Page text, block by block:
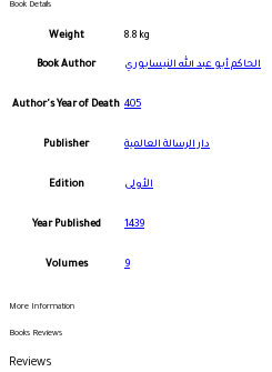
Book Details
Weight 8.8 kg
Book Author الحاكم أبو عبد الله النيسابوري
Author's Year of Death 405
Publisher دار الرسالة العالمية
Edition الأولى
Year Published 1439
Volumes 9
More Information
Books Reviews
Reviews